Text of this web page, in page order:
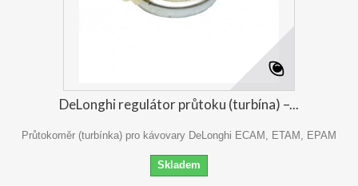
DeLonghi regulátor průtoku (turbína) –...
Průtokoměr (turbínka) pro kávovary DeLonghi ECAM, ETAM, EPAM
Skladem